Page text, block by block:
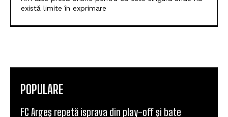
există limite în exprimare
POPULARE
FC Argeș repetă isprava din play-off și bate